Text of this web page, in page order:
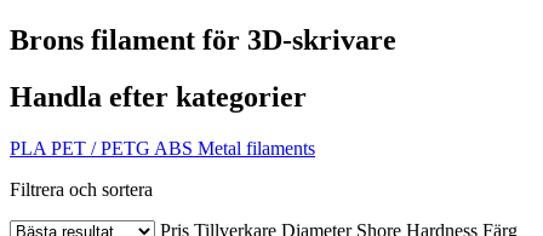
Brons filament för 3D-skrivare
Handla efter kategorier
PLA PET / PETG ABS Metal filaments
Filtrera och sortera
Pris Tillverkare Diameter Shore Hardness Färg